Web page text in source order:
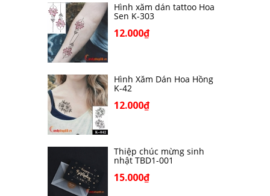
Hình xăm dán tattoo Hoa
Sen K-303
12.000₫
Hình Xăm Dán Hoa Hồng
K-42
12.000₫
Thiệp chúc mừng sinh
nhật TBD1-001
15.000₫